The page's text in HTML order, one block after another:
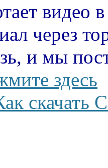
видео
через
и мы
здесь
скачать